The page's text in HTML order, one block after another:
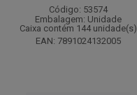
Código: 53574
Embalagem: Unidade
Caixa contém 144 unidade(s)
EAN: 7891024132005